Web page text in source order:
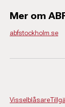
Mer om
abfstockholm.se
Visselblåsare